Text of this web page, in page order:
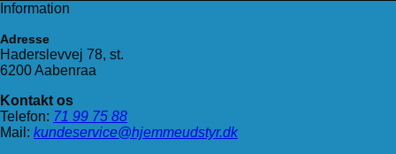
Information
Adresse
Haderslevvej 78, st.
6200 Aabenraa
Kontakt os
Telefon: 71 99 75 88
Mail: kundeservice@hjemmeudstyr.dk